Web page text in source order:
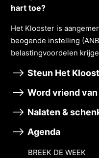
hart toe?
Het Klooster is
beogende instelling
belastingvoordelen
Steun Het
Word vriend
Nalaten &
Agenda
BREEK DE WEEK